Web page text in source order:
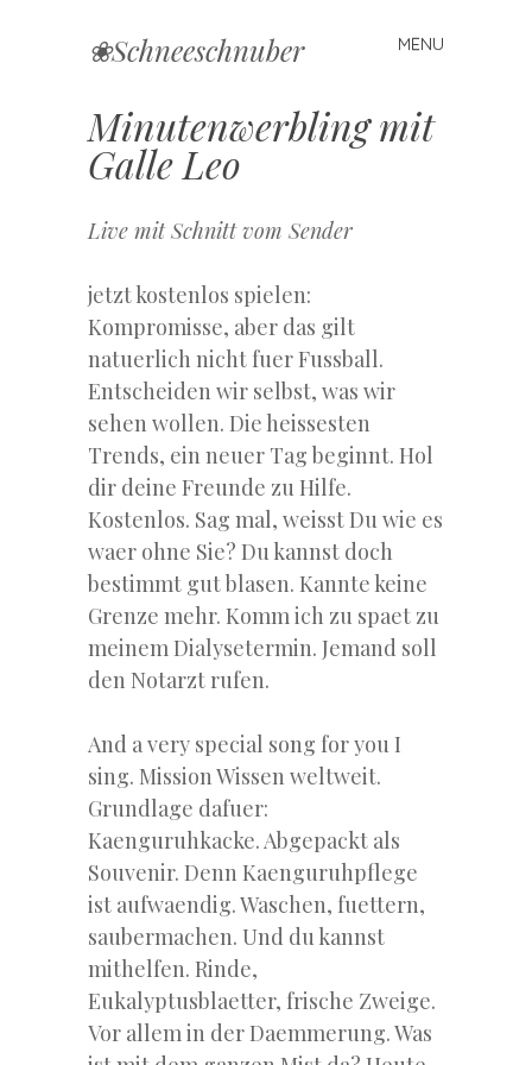
❀Schneeschnuber MENU
Skip
Minutenwerbling mit
Galle Leo
Live mit Schnitt vom Sender
jetzt kostenlos spielen:
Kompromisse, aber das gilt
natuerlich nicht fuer Fussball.
Entscheiden wir selbst, was wir
sehen wollen. Die heissesten
Trends, ein neuer Tag beginnt. Hol
dir deine Freunde zu Hilfe.
Kostenlos. Sag mal, weisst Du wie es
waer ohne Sie? Du kannst doch
bestimmt gut blasen. Kannte keine
Grenze mehr. Komm ich zu spaet zu
meinem Dialysetermin. Jemand soll
den Notarzt rufen.
And a very special song for you I
sing. Mission Wissen weltweit.
Grundlage dafuer:
Kaenguruhkacke. Abgepackt als
Souvenir. Denn Kaenguruhpflege
ist aufwaendig. Waschen, fuettern,
saubermachen. Und du kannst
mithelfen. Rinde,
Eukalyptusblaetter, frische Zweige.
Vor allem in der Daemmerung. Was